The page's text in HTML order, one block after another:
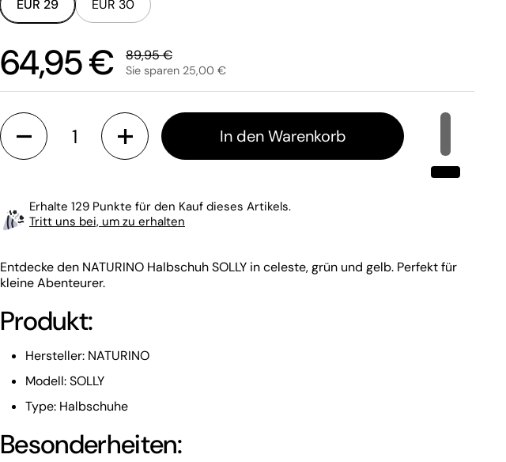
EUR 29 EUR 30
Sale-Preis:
64,95 € Regulärer Preis:
89,95 €
Sie sparen 25,00 €
Anzahl
In den Warenkorb
Erhalte 129 Punkte für den Kauf dieses Artikels.
Tritt uns bei, um zu erhalten
Entdecke den NATURINO Halbschuh SOLLY in celeste, grün und gelb. Perfekt für
kleine Abenteurer.
Produkt:
Hersteller: NATURINO
Modell: SOLLY
Type: Halbschuhe
Besonderheiten: